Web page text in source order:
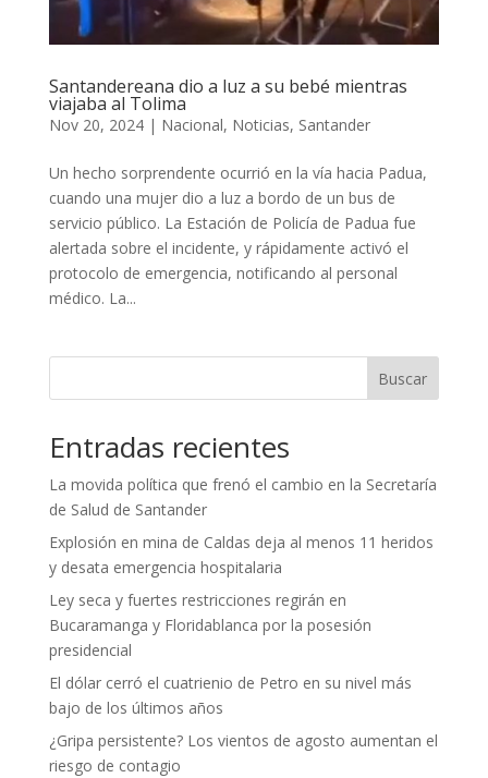
Santandereana dio a luz a su bebé mientras
viajaba al Tolima
Nov 20, 2024| Nacional, Noticias, Santander
Un hecho sorprendente ocurrió en la vía hacia Padua,
cuando una mujer dio a luz a bordo de un bus de
servicio público. La Estación de Policía de Padua fue
alertada sobre el incidente, y rápidamente activó el
protocolo de emergencia, notificando al personal
médico. La...
Buscar
Entradas recientes
La movida política que frenó el cambio en la Secretaría
de Salud de Santander
Explosión en mina de Caldas deja al menos 11 heridos
y desata emergencia hospitalaria
Ley seca y fuertes restricciones regirán en
Bucaramanga y Floridablanca por la posesión
presidencial
El dólar cerró el cuatrienio de Petro en su nivel más
bajo de los últimos años
¿Gripa persistente? Los vientos de agosto aumentan el
riesgo de contagio